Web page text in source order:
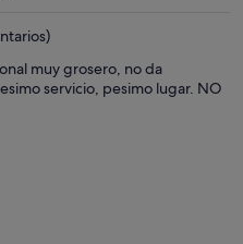
por
persona
muy grosero, no da
servicio, pesimo lugar. NO